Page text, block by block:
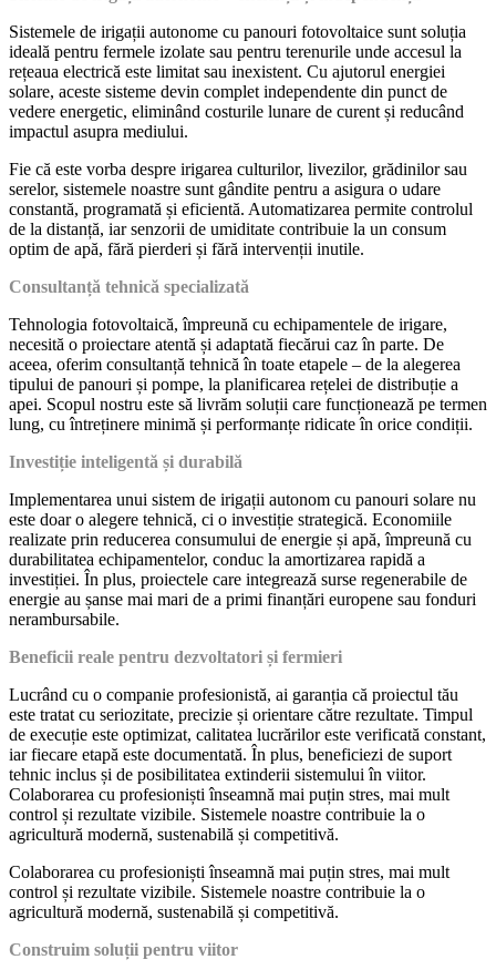
Sistemele de irigații autonome cu panouri fotovoltaice sunt soluția
ideală pentru fermele izolate sau pentru terenurile unde accesul la
rețeaua electrică este limitat sau inexistent. Cu ajutorul energiei
solare, aceste sisteme devin complet independente din punct de
vedere energetic, eliminând costurile lunare de curent și reducând
impactul asupra mediului.
Fie că este vorba despre irigarea culturilor, livezilor, grădinilor sau
serelor, sistemele noastre sunt gândite pentru a asigura o udare
constantă, programată și eficientă. Automatizarea permite controlul
de la distanță, iar senzorii de umiditate contribuie la un consum
optim de apă, fără pierderi și fără intervenții inutile.
Consultanță tehnică specializată
Tehnologia fotovoltaică, împreună cu echipamentele de irigare,
necesită o proiectare atentă și adaptată fiecărui caz în parte. De
aceea, oferim consultanță tehnică în toate etapele – de la alegerea
tipului de panouri și pompe, la planificarea rețelei de distribuție a
apei. Scopul nostru este să livrăm soluții care funcționează pe termen
lung, cu întreținere minimă și performanțe ridicate în orice condiții.
Investiție inteligentă și durabilă
Implementarea unui sistem de irigații autonom cu panouri solare nu
este doar o alegere tehnică, ci o investiție strategică. Economiile
realizate prin reducerea consumului de energie și apă, împreună cu
durabilitatea echipamentelor, conduc la amortizarea rapidă a
investiției. În plus, proiectele care integrează surse regenerabile de
energie au șanse mai mari de a primi finanțări europene sau fonduri
nerambursabile.
Beneficii reale pentru dezvoltatori și fermieri
Lucrând cu o companie profesionistă, ai garanția că proiectul tău
este tratat cu seriozitate, precizie și orientare către rezultate. Timpul
de execuție este optimizat, calitatea lucrărilor este verificată constant,
iar fiecare etapă este documentată. În plus, beneficiezi de suport
tehnic inclus și de posibilitatea extinderii sistemului în viitor.
Colaborarea cu profesioniști înseamnă mai puțin stres, mai mult
control și rezultate vizibile. Sistemele noastre contribuie la o
agricultură modernă, sustenabilă și competitivă.
Colaborarea cu profesioniști înseamnă mai puțin stres, mai mult
control și rezultate vizibile. Sistemele noastre contribuie la o
agricultură modernă, sustenabilă și competitivă.
Construim soluții pentru viitor